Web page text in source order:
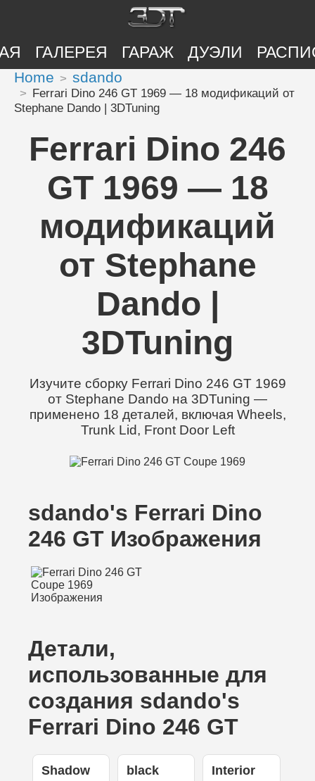
ГАЛЕРЕЯ ГАРАЖ ДУЭЛИ
Home sdando
Ferrari Dino 246 GT 1969 — 18 модификаций от
Stephane Dando | 3DTuning
Ferrari Dino 246
GT 1969 — 18
модификаций
от Stephane
Dando |
3DTuning
Изучите сборку Ferrari Dino 246 GT 1969
от Stephane Dando на 3DTuning —
применено 18 деталей, включая Wheels,
Trunk Lid, Front Door Left
sdando's Ferrari Dino
246 GT Изображения
Детали,
использованные для
создания sdando's
Ferrari Dino 246 GT
Shadow black Interior